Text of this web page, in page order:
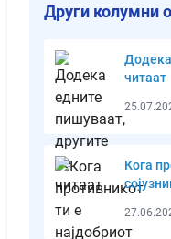
Други колумни
Додека
читаат
Кога